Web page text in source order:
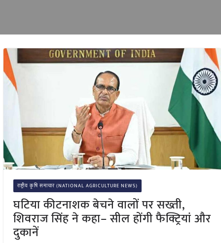
राष्ट्रीय कृषि समाचार (NATIONAL AGRICULTURE NEWS)
घटिया कीटनाशक बेचने वालों पर सख्ती,
शिवराज सिंह ने कहा– सील होंगी फैक्ट्रियां और
दुकानें